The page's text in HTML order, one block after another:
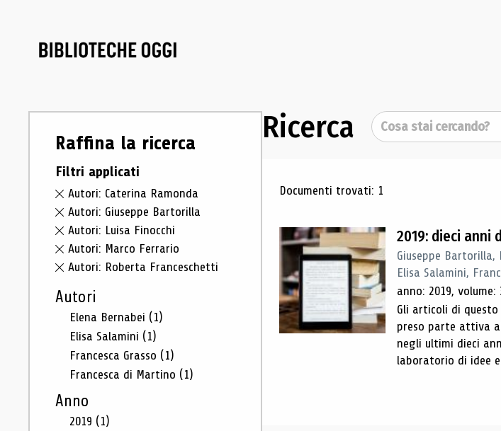
Raffina la ricerca
Filtri applicati
Autori: Caterina Ramonda
Autori: Giuseppe Bartorilla
Autori: Luisa Finocchi
Autori: Marco Ferrario
Autori: Roberta Franceschetti
Autori
Elena Bernabei (1)
Elisa Salamini (1)
Francesca Grasso (1)
Francesca di Martino (1)
Anno
2019 (1)
Ricerca Cerca
Risultati di ricerca
Documenti trovati: 1
2019: dieci anni
Giuseppe
Elisa Salamini,
anno: 2019, volume:
Gli articoli di
preso parte attiva
negli ultimi dieci
laboratorio di idee